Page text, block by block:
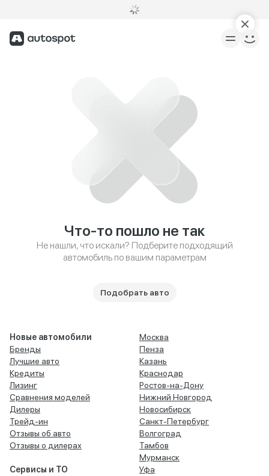
Что-то пошло не так
Не нашли, что искали? Подберите подходящий
автомобиль по вашим параметрам
Подобрать авто
Новые автомобили
Бренды
Лучшие авто
Кредиты
Лизинг
Сравнения моделей
Дилеры
Трейд-ин
Отзывы об авто
Отзывы о дилерах
Сервисы и ТО
Москва
Пенза
Казань
Краснодар
Ростов-на-Дону
Нижний Новгород
Новосибирск
Санкт-Петербург
Волгоград
Тамбов
Мурманск
Уфа